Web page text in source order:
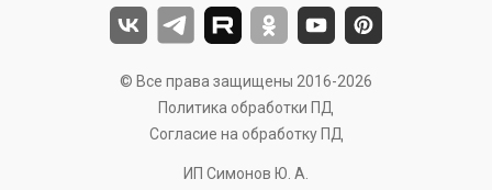
© Все права защищены 2016-2026
Политика обработки ПД
Согласие на обработку ПД
ИП Симонов Ю. А.